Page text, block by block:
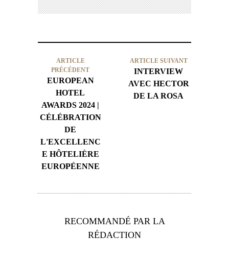
ARTICLE
PRÉCÉDENT
EUROPEAN
HOTEL
AWARDS 2024 |
CÉLÉBRATION
DE
L'EXCELLENC
E HÔTELIÈRE
EUROPÉENNE
ARTICLE SUIVANT
INTERVIEW
AVEC HECTOR
DE LA ROSA
RECOMMANDÉ PAR LA
RÉDACTION